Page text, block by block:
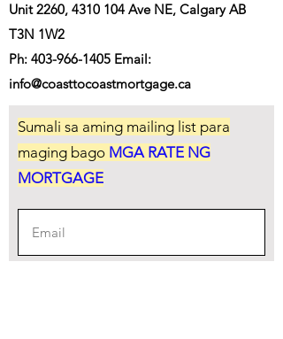
Unit 2260, 4310 104 Ave NE, Calgary AB
T3N 1W2
Ph: 403-966-1405 Email:
info@coasttocoastmortgage.ca
Sumali sa aming mailing list para
maging bago MGA RATE NG
MORTGAGE